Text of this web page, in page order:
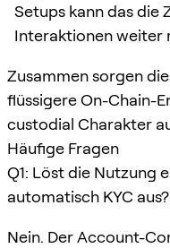
Setups kann das die
Interaktionen weiter
Zusammen sorgen
flüssigere On-Chain-
custodial Charakter
Häufige Fragen
Q1: Löst die Nutzung
automatisch KYC aus?
Nein. Der Account-